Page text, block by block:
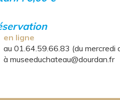
en ligne
au 01.64.59.66.83 (du
à museeduchateau@dourdan.fr